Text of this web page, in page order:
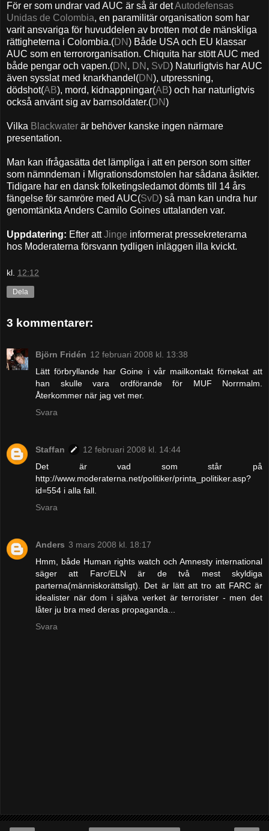
För er som undrar vad AUC är så är detAutodefensas
Unidas de Colombia, en paramilitär organisation som har
varit ansvariga för huvuddelen av brotten mot de mänskliga
rättigheterna i Colombia.(DN) Både USA och EU klassar
AUC som en terrororganisation. Chiquita har stött AUC med
både pengar och vapen.(DN , DN , SvD) Naturligtvis har AUC
även sysslat med knarkhandel(DN), utpressning,
dödshot(AB), mord, kidnappningar(AB) och har naturligtvis
också använt sig av barnsoldater.(DN)
Vilka Blackwater är behöver kanske ingen närmare
presentation.
Man kan ifrågasätta det lämpliga i att en person som sitter
som nämndeman i Migrationsdomstolen har sådana åsikter.
Tidigare har en dansk folketingsledamot dömts till 14 års
fängelse för samröre med AUC(SvD) så man kan undra hur
genomtänkta Anders Camilo Goines uttalanden var.
Uppdatering: Efter attJinge informerat pressekreterarna
hos Moderaterna försvann tydligen inläggen illa kvickt.
kl. 12:12
Dela
3 kommentarer:
Björn Fridén 12 februari 2008 kl. 13:38
Lätt förbryllande har Goine i vår mailkontakt förnekat att
han skulle vara ordförande för MUF Norrmalm.
Återkommer när jag vet mer.
Svara
Staffan
12 februari 2008 kl. 14:44
Det är vad som står på
http://www.moderaterna.net/politiker/printa_politiker.asp?
id=554 i alla fall.
Svara
Anders 3 mars 2008 kl. 18:17
Hmm, både Human rights watch och Amnesty international
säger att Farc/ELN är de två mest skyldiga
parterna(människorättsligt). Det är lätt att tro att FARC är
idealister när dom i själva verket är terrorister - men det
låter ju bra med deras propaganda...
Svara